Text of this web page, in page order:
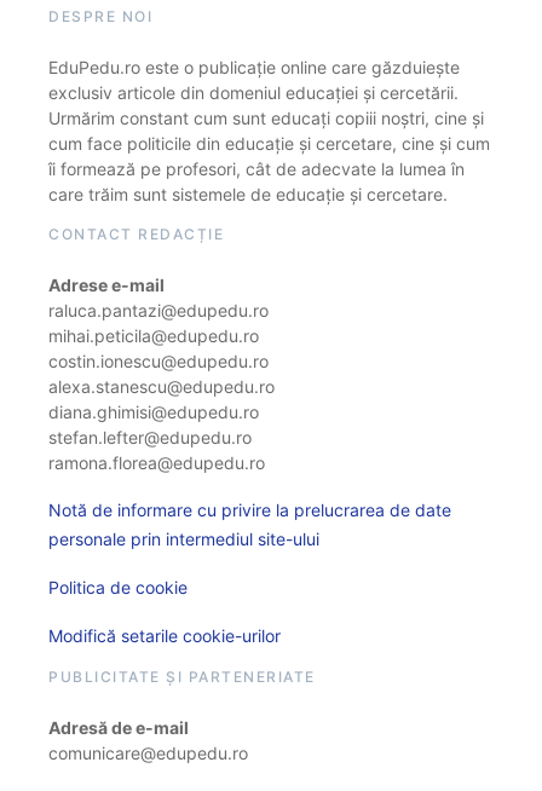
DESPRE NOI
EduPedu.ro este o publicație online care găzduiește
exclusiv articole din domeniul educației și cercetării.
Urmărim constant cum sunt educați copiii noștri, cine și
cum face politicile din educație și cercetare, cine și cum
îi formează pe profesori, cât de adecvate la lumea în
care trăim sunt sistemele de educație și cercetare.
CONTACT REDACȚIE
Adrese e-mail
raluca.pantazi@edupedu.ro
mihai.peticila@edupedu.ro
costin.ionescu@edupedu.ro
alexa.stanescu@edupedu.ro
diana.ghimisi@edupedu.ro
stefan.lefter@edupedu.ro
ramona.florea@edupedu.ro
Notă de informare cu privire la prelucrarea de date
personale prin intermediul site-ului
Politica de cookie
Modifică setarile cookie-urilor
PUBLICITATE ȘI PARTENERIATE
Adresă de e-mail
comunicare@edupedu.ro